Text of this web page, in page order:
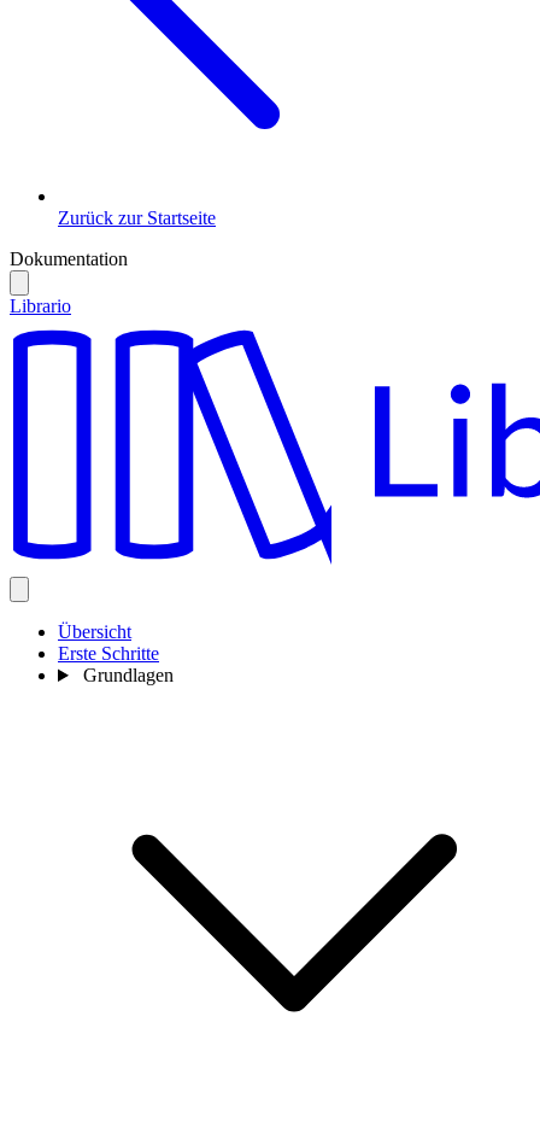
Zurück zur Startseite
Dokumentation
Librario
Übersicht
Erste Schritte
Grundlagen